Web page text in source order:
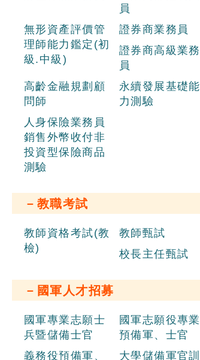
員
無形資產評價管
理師能力鑑定(初
級.中級)
證券商業務員
證券商高級業務
員
高齡金融規劃顧
問師
永續發展基礎能
力測驗
人身保險業務員
銷售外幣收付非
投資型保險商品
測驗
－教職考試
教師資格考試(教
檢)
教師甄試
校長主任甄試
－國軍人才招募
國軍專業志願士
兵暨儲備士官
國軍志願役專業
預備軍、士官
義務役預備軍、
大學儲備軍官訓